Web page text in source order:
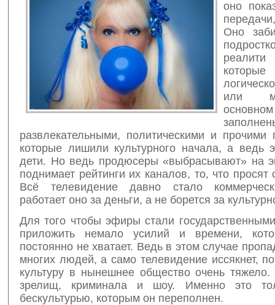
оно
Оно
или
развлекательными, политическими и прочими
которые лишили культурного начала, а ведь
дети. Но ведь продюсеры «выбрасывают» на
поднимает рейтинги их каналов, то, что просят
Всё телевидение давно стало
работает оно за деньги, а не борется за
Для того чтобы эфиры стали
приложить немало усилий и времени,
постоянно не хватает. Ведь в этом случае
многих людей, а само телевидение иссякнет,
культуру в нынешнее общество очень
зрелищ, криминала и шоу. Именно это
бескультурью, которым он переполнен.